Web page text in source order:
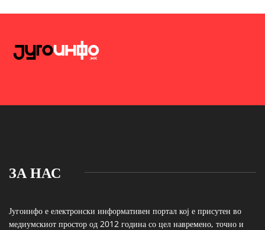
ЗА НАС
Југоинфо е електронски информативен портал кој е присутен во
медиумскиот простор од 2012 година со цел навремено, точно и